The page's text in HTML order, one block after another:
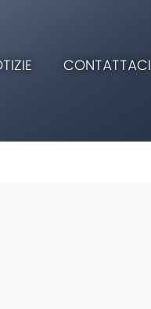
CONTATTACI